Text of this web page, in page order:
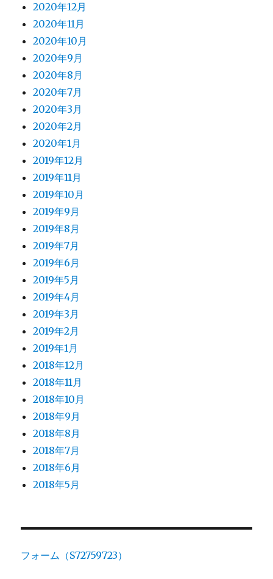
2020年12月
2020年11月
2020年10月
2020年9月
2020年8月
2020年7月
2020年3月
2020年2月
2020年1月
2019年12月
2019年11月
2019年10月
2019年9月
2019年8月
2019年7月
2019年6月
2019年5月
2019年4月
2019年3月
2019年2月
2019年1月
2018年12月
2018年11月
2018年10月
2018年9月
2018年8月
2018年7月
2018年6月
2018年5月
フォーム（S72759723）